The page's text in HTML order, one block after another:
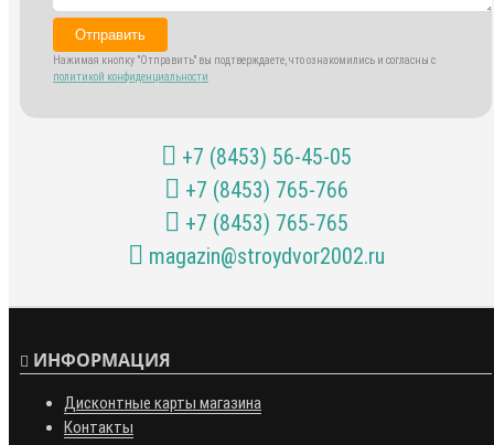
Отправить
Нажимая кнопку "Отправить" вы подтверждаете, что ознакомились и согласны с
политикой конфиденциальности
+7 (8453) 56-45-05
+7 (8453) 765-766
+7 (8453) 765-765
magazin@stroydvor2002.ru
ИНФОРМАЦИЯ
Дисконтные карты магазина
Контакты